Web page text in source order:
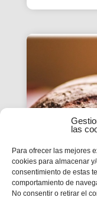
las
Para ofrecer las mejores
cookies para almacenar
consentimiento de estas
comportamiento de
No consentir o retirar el
ESTUDI